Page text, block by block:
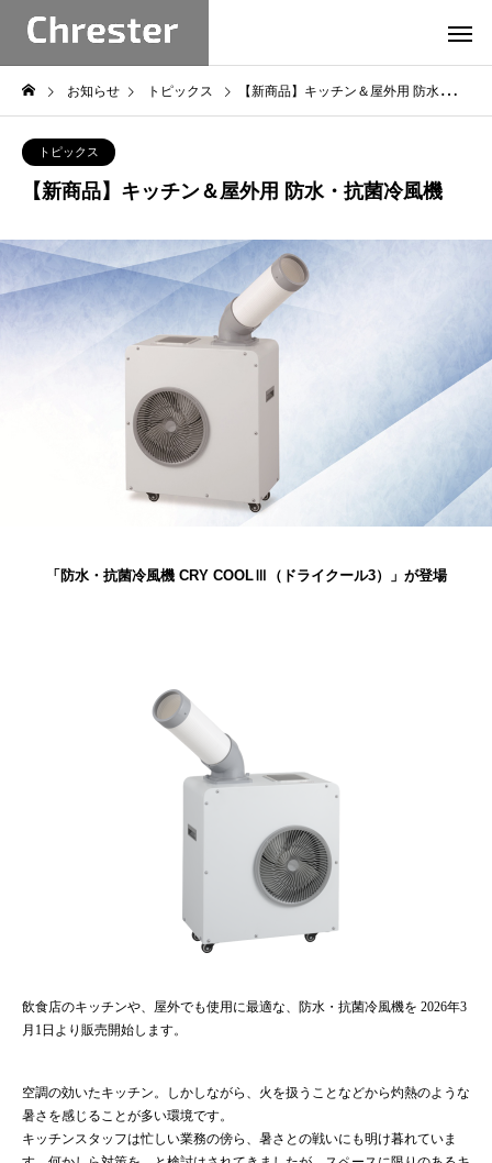
お知らせ トピックス 【新商品】キッチン＆屋外用 防水・抗菌冷風機
トピックス
【新商品】キッチン＆屋外用 防水・抗菌冷風機
「防水・抗菌冷風機 CRY COOLⅢ（ドライクール3）」 が登場
飲食店のキッチンや、屋外でも使用に最適な、防水・抗菌冷風機を 2026年3
月1日より販売開始します。
空調の効いたキッチン。しかしながら、火を扱うことなどから灼熱のような
暑さを感じることが多い環境です。
キッチンスタッフは忙しい業務の傍ら、暑さとの戦いにも明け暮れていま